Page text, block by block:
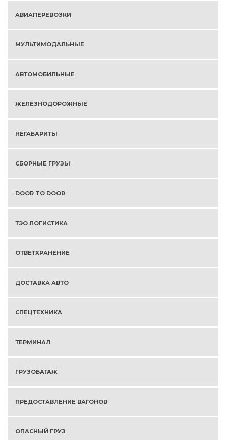
АВИАПЕРЕВОЗКИ
МУЛЬТИМОДАЛЬНЫЕ
АВТОМОБИЛЬНЫЕ
ЖЕЛЕЗНОДОРОЖНЫЕ
НЕГАБАРИТЫ
СБОРНЫЕ ГРУЗЫ
DOOR TO DOOR
ТЭО ЛОГИСТИКА
ОТВЕТХРАНЕНИЕ
ДОСТАВКА АВТО
СПЕЦТЕХНИКА
ТЕРМИНАЛ
ГРУЗОБАГАЖ
ПРЕДОСТАВЛЕНИЕ ВАГОНОВ
ОПАСНЫЙ ГРУЗ